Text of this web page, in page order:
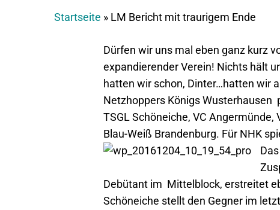
Startseite » LM Bericht mit traurigem Ende
Dürfen wir uns mal eben ganz kurz
expandierender Verein! Nichts hält
hatten wir schon, Dinter…hatten wir
Netzhoppers Königs Wusterhausen
TSGL Schöneiche, VC
Blau-Weiß Brandenburg. Für NHK
Debütant im Mittelblock, erstreitet
Schöneiche stellt den Gegner im